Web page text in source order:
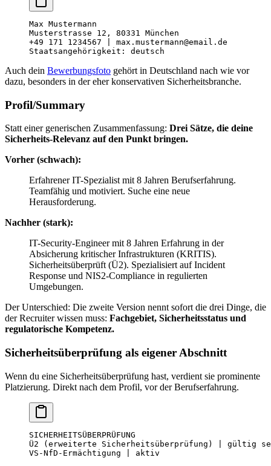
Max Mustermann
Musterstrasse 12, 80331 München
+49 171 1234567 | max.mustermann@email.de
Staatsangehörigkeit: deutsch
Auch dein Bewerbungsfoto gehört in Deutschland nach wie vor
dazu, besonders in der eher konservativen Sicherheitsbranche.
Profil/Summary
Statt einer generischen Zusammenfassung: Drei Sätze, die deine
Sicherheits-Relevanz auf den Punkt bringen.
Vorher (schwach):
Erfahrener IT-Spezialist mit 8 Jahren Berufserfahrung.
Teamfähig und motiviert. Suche eine neue
Herausforderung.
Nachher (stark):
IT-Security-Engineer mit 8 Jahren Erfahrung in der
Absicherung kritischer Infrastrukturen (KRITIS).
Sicherheitsüberprüft (Ü2). Spezialisiert auf Incident
Response und NIS2-Compliance in regulierten
Umgebungen.
Der Unterschied: Die zweite Version nennt sofort die drei Dinge, die
der Recruiter wissen muss: Fachgebiet, Sicherheitsstatus und
regulatorische Kompetenz.
Sicherheitsüberprüfung als eigener Abschnitt
Wenn du eine Sicherheitsüberprüfung hast, verdient sie prominente
Platzierung. Direkt nach dem Profil, vor der Berufserfahrung.
SICHERHEITSÜBERPRÜFUNG
Ü2 (erweiterte Sicherheitsüberprüfung) | gültig
VS-NfD-Ermächtigung | aktiv